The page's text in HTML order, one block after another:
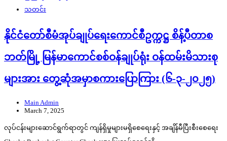
သတင်း
နိုင်ငံတော်စီမံအုပ်ချုပ်ရေးကောင်စီဥက္ကဋ္ဌ စိန့်ပီတာစ
ဘတ်မြို့ မြန်မာကောင်စစ်ဝန်ချုပ်ရုံး ဝန်ထမ်းမိသားစု
များအား တွေ့ဆုံအမှာစကားပြောကြား (၆-၃-၂၀၂၅)
Main Admin
March 7, 2025
လုပ်ငန်းများဆောင်ရွက်ရာတွင် ကျန်ရှိမှုများမရှိစေရေးနှင့် အချိန်မီပြီးစီးစေရေး